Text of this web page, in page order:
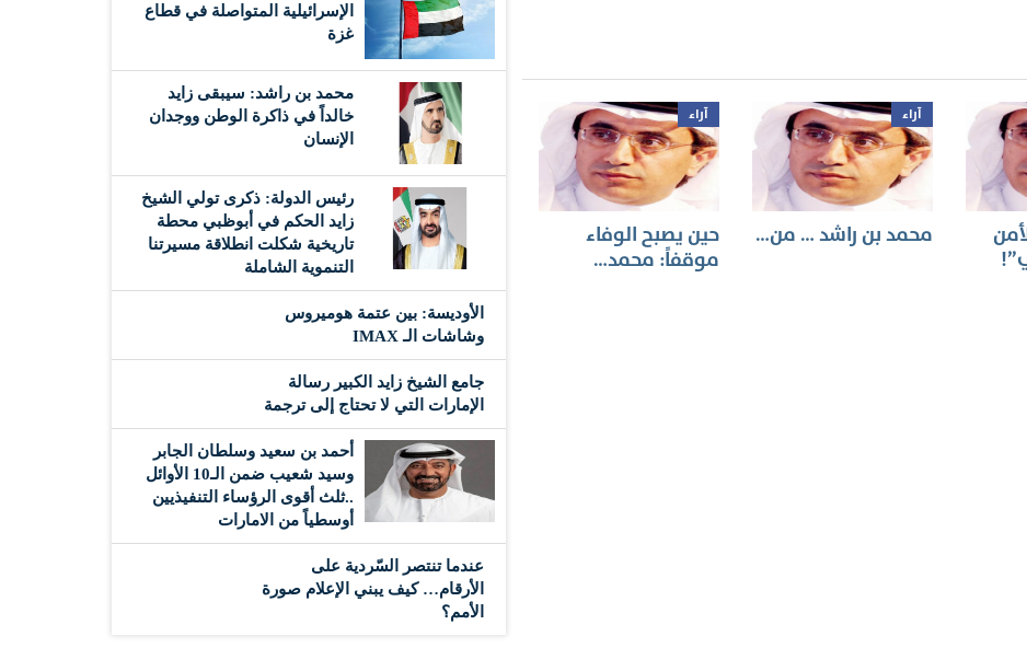
آراء
محمد بن راشد … من…
آراء
حين يصبح الوفاء
موقفاً: محمد…
الإسرائيلية المتواصلة في قطاع
غزة
محمد بن راشد: سيبقى زايد
خالداً في ذاكرة الوطن ووجدان
الإنسان
رئيس الدولة: ذكرى تولي الشيخ
زايد الحكم في أبوظبي محطة
تاريخية شكلت انطلاقة مسيرتنا
التنموية الشاملة
الأوديسة: بين عتمة هوميروس
وشاشات الـ IMAX
جامع الشيخ زايد الكبير رسالة
الإمارات التي لا تحتاج إلى ترجمة
أحمد بن سعيد وسلطان الجابر
وسيد شعيب ضمن الـ10 الأوائل
..ثلث أقوى الرؤساء التنفيذيين
أوسطياً من الامارات
عندما تنتصر السّردية على
الأرقام… كيف يبني الإعلام صورة
الأمم؟